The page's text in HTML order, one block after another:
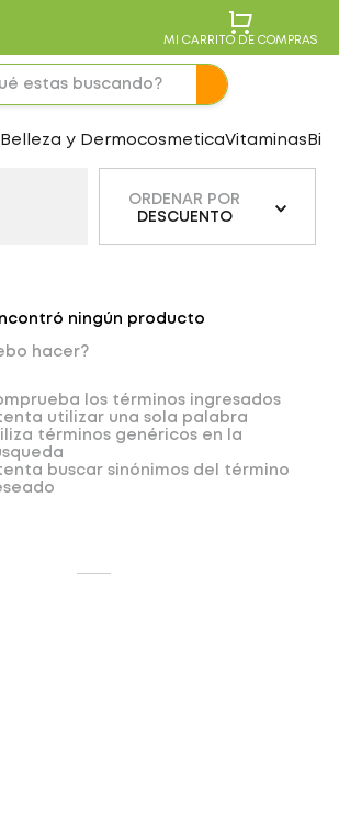
MI CARRITO DE COMPRAS
Belleza y DermocosmeticaVitaminas
ORDENAR POR
DESCUENTO
ningún producto
hacer?
los términos ingresados
utilizar una sola palabra
términos genéricos en la
buscar sinónimos del término